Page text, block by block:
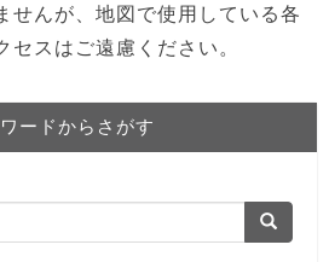
せんが、地図で使用している各
セスはご遠慮ください。
ードからさがす